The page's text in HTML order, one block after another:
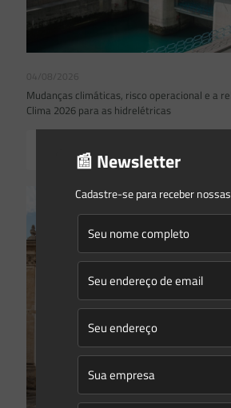
04/08/2026
Mudanças climáticas, risco operacional e a
Clima 2026 para as hidrelétricas
Read more
📰 Newsletter
Cadastre-se para receber